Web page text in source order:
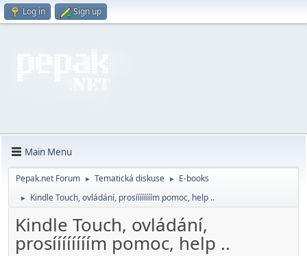
Log in Sign up
Main Menu
Pepak.net Forum ► Tematická diskuse ► E-books
► Kindle Touch, ovládání, prosíííííííím pomoc, help ..
Kindle Touch, ovládání,
prosíííííííím pomoc, help ..